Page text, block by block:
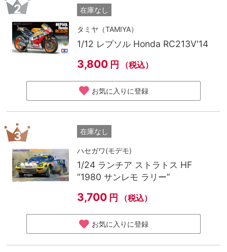
2 在庫なし
タミヤ（TAMIYA）
1/12 レプソル Honda RC213V'14
3,800 円 （税込）
お気に入りに登録
3 在庫なし
ハセガワ(モデモ)
1/24 ランチア ストラトス HF
“1980 サンレモ ラリー”
3,700 円 （税込）
お気に入りに登録